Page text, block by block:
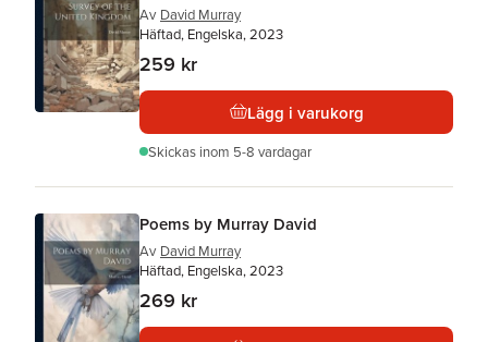
Av David Murray
Häftad, Engelska, 2023
259 kr
Lägg i varukorg
Skickas inom 5-8 vardagar
Poems by Murray David
Av David Murray
Häftad, Engelska, 2023
269 kr